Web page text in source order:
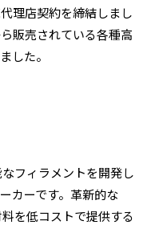
理店契約を締結しまし
販売されている各種高
した。
フィラメントを開発し
カーです。革新的な
を低コストで提供する